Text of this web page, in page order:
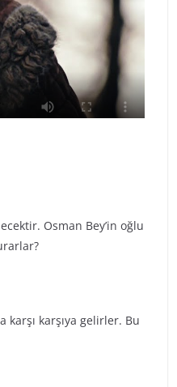
Osman Bey’in oğlu
karşı karşıya gelirler. Bu